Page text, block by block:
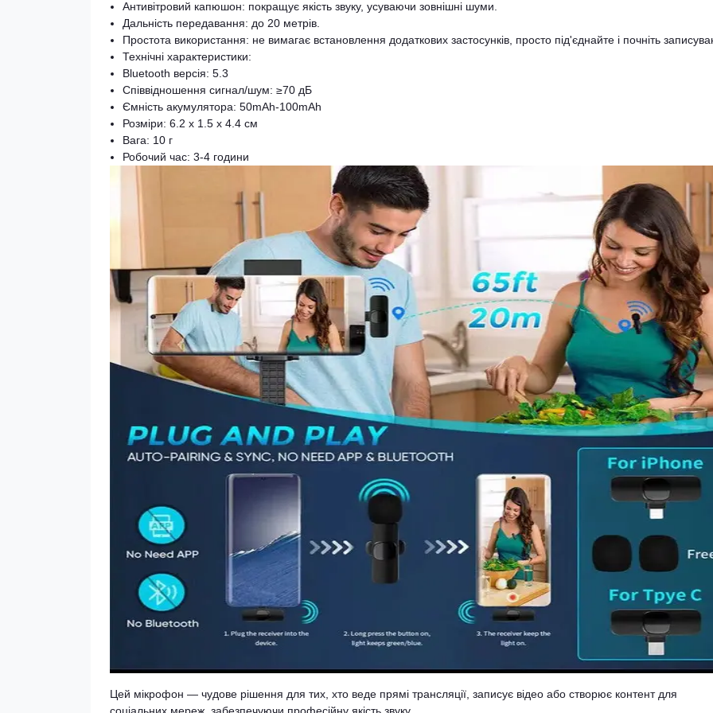
Антивітровий капюшон: покращує якість звуку, усуваючи зовнішні шуми.
Дальність передавання: до 20 метрів.
Простота використання: не вимагає встановлення додаткових застосунків, просто під'єднайте і почніть
Технічні характеристики:
Bluetooth версія: 5.3
Співвідношення сигнал/шум: ≥70 дБ
Ємність акумулятора: 50mAh-100mAh
Розміри: 6.2 x 1.5 x 4.4 см
Вага: 10 г
Робочий час: 3-4 години
Цей мікрофон — чудове рішення для тих, хто веде прямі трансляції, записує відео або створює контент для